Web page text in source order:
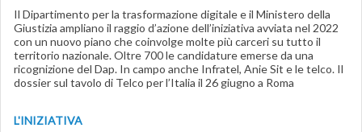
Il Dipartimento per la trasformazione digitale e il Ministero della
Giustizia ampliano il raggio d’azione dell’iniziativa avviata nel 2022
con un nuovo piano che coinvolge molte più carceri su tutto il
territorio nazionale. Oltre 700 le candidature emerse da una
ricognizione del Dap. In campo anche Infratel, Anie Sit e le telco. Il
dossier sul tavolo di Telco per l’Italia il 26 giugno a Roma
L'INIZIATIVA